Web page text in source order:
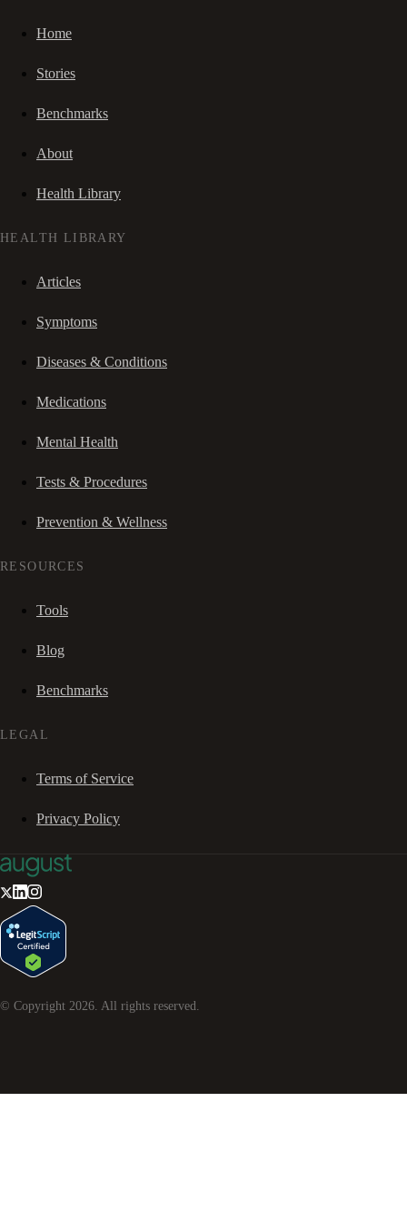
Home
Stories
Benchmarks
About
Health Library
HEALTH LIBRARY
Articles
Symptoms
Diseases & Conditions
Medications
Mental Health
Tests & Procedures
Prevention & Wellness
RESOURCES
Tools
Blog
Benchmarks
LEGAL
Terms of Service
Privacy Policy
© Copyright 2026 . All rights reserved.